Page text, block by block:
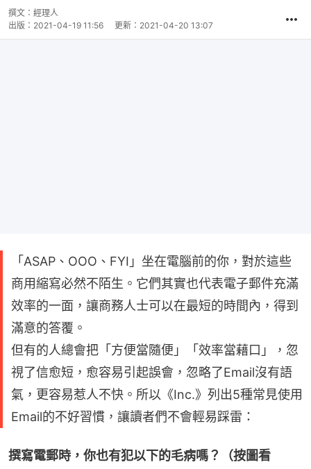
撰文： 經理人
出版： 2021-04-19 11:56 更新： 2021-04-20 13:07
「ASAP、OOO、FYI」坐在電腦前的你，對於這些
商用縮寫必然不陌生。它們其實也代表電子郵件充滿
效率的一面，讓商務人士可以在最短的時間內，得到
滿意的答覆。
但有的人總會把「方便當隨便」「效率當藉口」，忽
視了信愈短，愈容易引起誤會，忽略了Email沒有語
氣，更容易惹人不快。所以《Inc.》列出5種常見使用
Email的不好習慣，讓讀者們不會輕易踩雷：
撰寫電郵時，你也有犯以下的毛病嗎？（按圖看